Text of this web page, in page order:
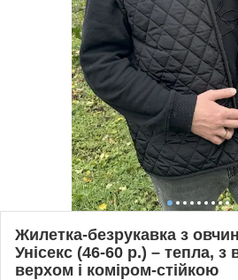
Жилетка-безрукавка з
Унісекс (46-60 р.) – тепла,
верхом і коміром-стійкою